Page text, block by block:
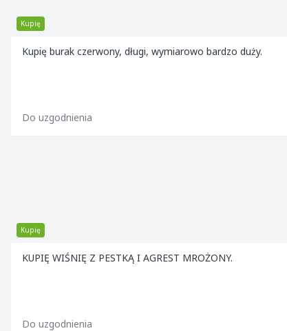
Kupię
Kupię burak czerwony, długi, wymiarowo bardzo duży.
Do uzgodnienia
Kupię
KUPIĘ WIŚNIĘ Z PESTKĄ I AGREST MROŻONY.
Do uzgodnienia